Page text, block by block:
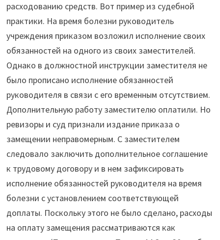
расходованию средств. Вот пример из судебной
практики. На время болезни руководитель
учреждения приказом возложил исполнение своих
обязанностей на одного из своих заместителей.
Однако в должностной инструкции заместителя не
было прописано исполнение обязанностей
руководителя в связи с его временным отсутствием.
Дополнительную работу заместителю оплатили. Но
ревизоры и суд признали издание приказа о
замещении неправомерным. С заместителем
следовало заключить дополнительное соглашение
к трудовому договору и в нем зафиксировать
исполнение обязанностей руководителя на время
болезни с установлением соответствующей
доплаты. Поскольку этого не было сделано, расходы
на оплату замещения рассматриваются как